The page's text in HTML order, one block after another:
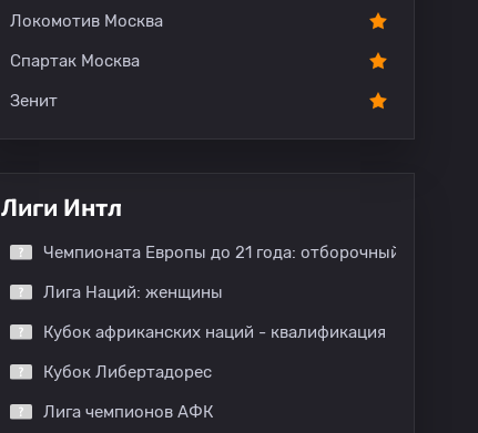
Локомотив Москва
Спартак Москва
Зенит
Лиги Интл
Чемпионата Европы до 21 года: отборочный этап
Лига Наций: женщины
Кубок африканских наций - квалификация
Кубок Либертадорес
Лига чемпионов АФК